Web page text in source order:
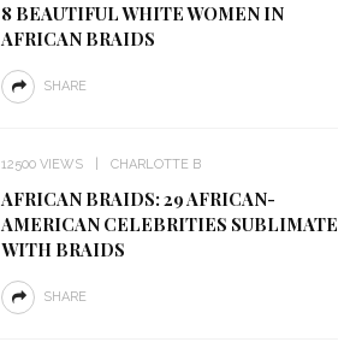
8 BEAUTIFUL WHITE WOMEN IN
AFRICAN BRAIDS
SHARE
12500 VIEWS CHARLOTTE B
AFRICAN BRAIDS: 29 AFRICAN-
AMERICAN CELEBRITIES SUBLIMATE
WITH BRAIDS
SHARE